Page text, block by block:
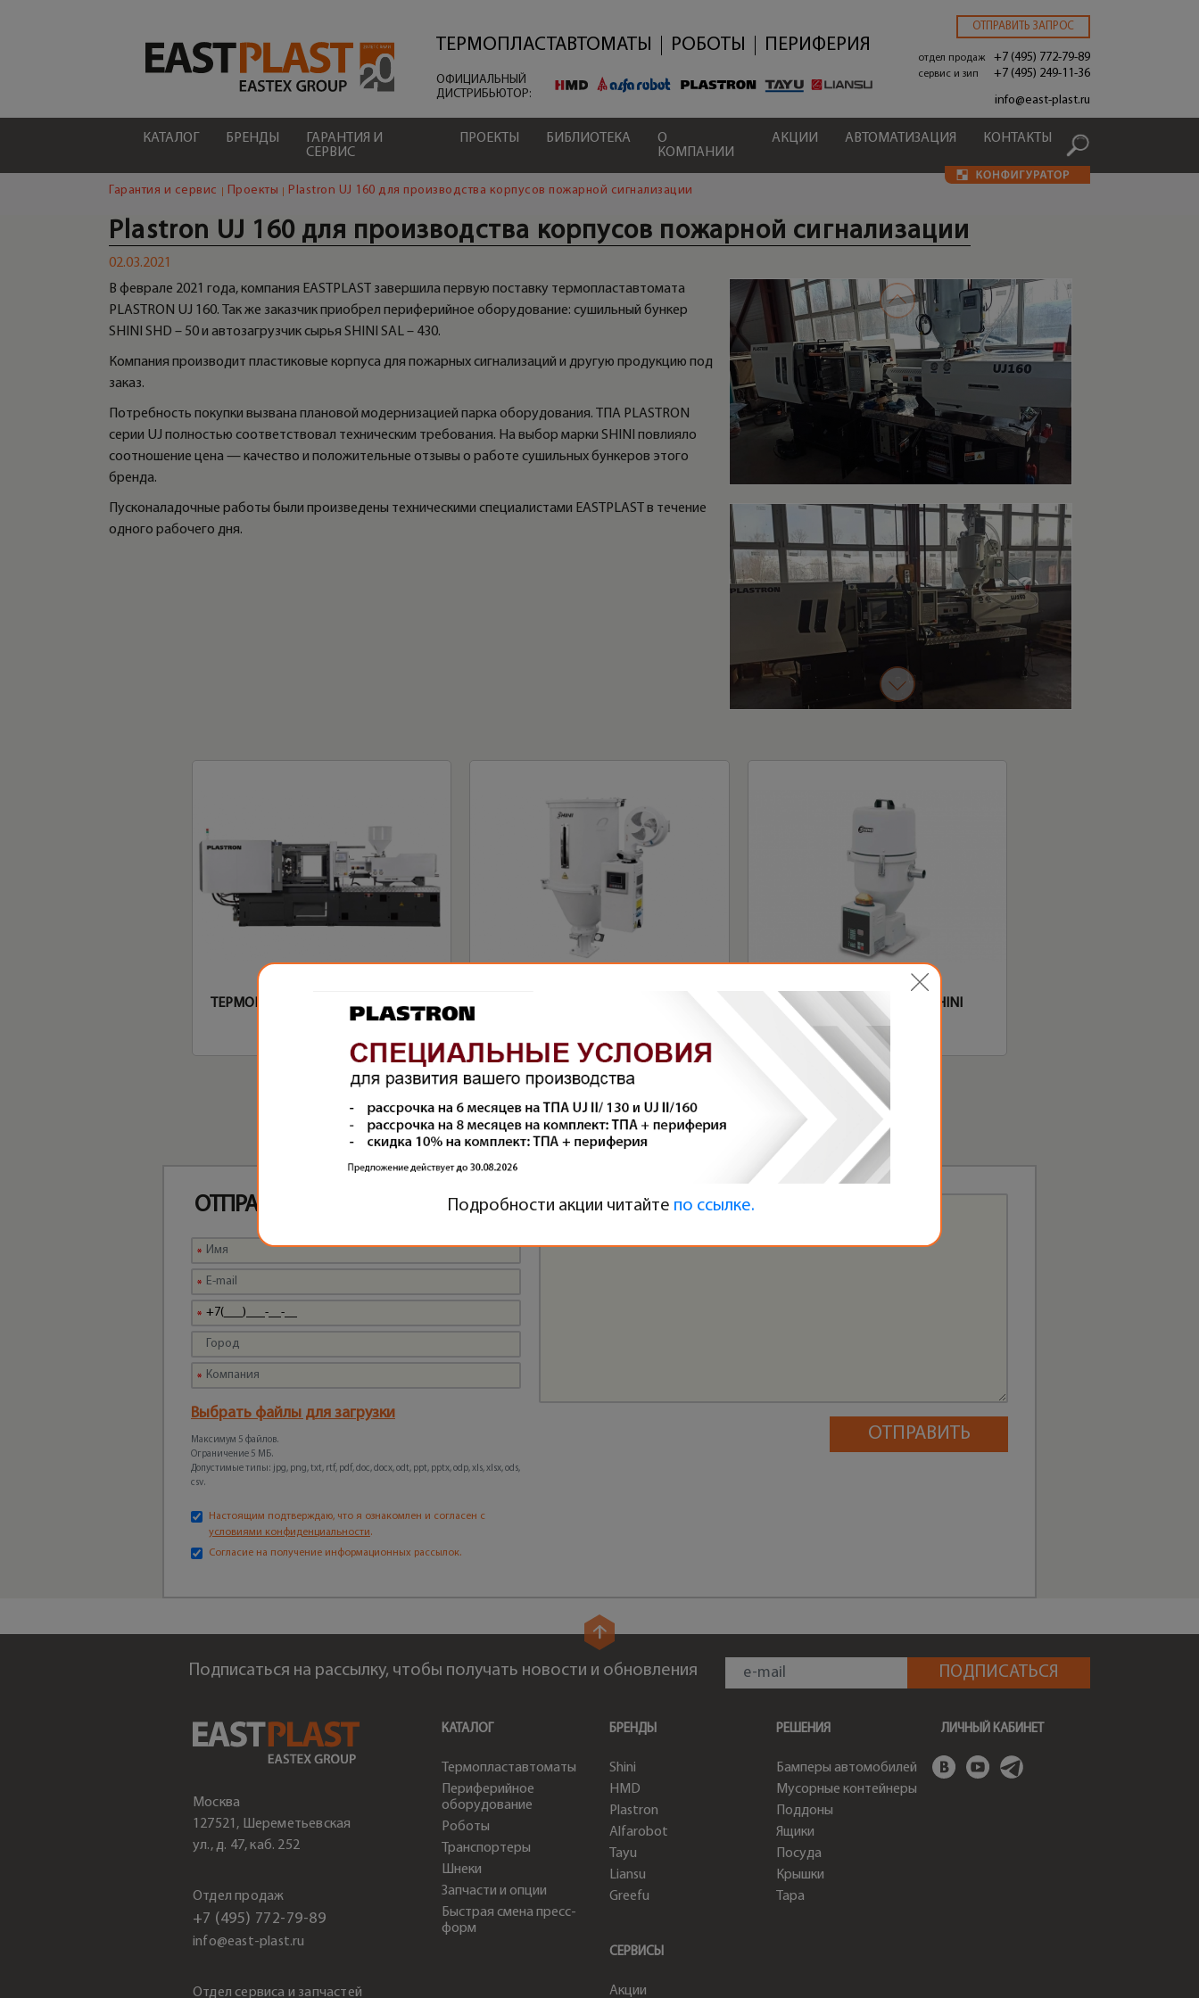
содержанию
ТЕРМОПЛАСТАВТОМАТЫ РОБОТЫ ПЕРИФЕРИЯ
ОФИЦИАЛЬНЫЙ
ДИСТРИБЬЮТОР:
ОТПРАВИТЬ ЗАПРОС
отдел продаж +7 (495) 772-79-89
сервис и зип
+7 (495) 249-11-36
info@east-plast.ru
КАТАЛОГ БРЕНДЫ
ГАРАНТИЯ И
СЕРВИС
ПРОЕКТЫ БИБЛИОТЕКА
О
КОМПАНИИ
АКЦИИ АВТОМАТИЗАЦИЯ КОНТАКТЫ
Гарантия и сервис Проекты Plastron UJ 160 для производства корпусов пожарной сигнализации
Plastron UJ 160 для производства корпусов пожарной сигнализации
02.03.2021
В феврале 2021 года, компания EASTPLAST завершила первую поставку термопластавтомата
PLASTRON UJ 160. Так же заказчик приобрел периферийное оборудование: сушильный бункер
SHINI SHD – 50 и автозагрузчик сырья SHINI SAL – 430.
Компания производит пластиковые корпуса для пожарных сигнализаций и другую продукцию под
заказ.
Потребность покупки вызвана плановой модернизацией парка оборудования. ТПА PLASTRON
серии UJ полностью соответствовал техническим требования. На выбор марки SHINI повлияло
соотношение цена — качество и положительные отзывы о работе сушильных бункеров этого
бренда.
Пусконаладочные работы были произведены техническими специалистами EASTPLAST в течение
одного рабочего дня.
ТЕРМОПЛАСТАВТОМАТ UJ/160
ВАКУУМНЫЕ ЗАГРУЗЧИКИ SHINI
СЕРИИ SAL - "МОНОБЛОК"
(0) Материал был полезен
ОТПРАВЬТЕ ЗАПРОС
Выбрать файлы для загрузки
Максимум 5 файлов.
Ограничение 5 МБ.
Допустимые типы: jpg, png, txt, rtf, pdf, doc, docx, odt, ppt, pptx, odp, xls, xlsx, ods,
csv.
Настоящим подтверждаю, что я ознакомлен и согласен с
условиями конфиденциальности.
Согласие на получение информационных рассылок.
Подписаться на рассылку, чтобы получать новости и обновления
Москва
127521, Шереметьевская
ул., д. 47, каб. 252
Отдел продаж
+7 (495) 772-79-89
info@east-plast.ru
Отдел сервиса и запчастей
КАТАЛОГ
Термопластавтоматы
Периферийное
оборудование
Роботы
Транспортеры
Шнеки
Запчасти и опции
Быстрая смена пресс-
форм
БРЕНДЫ
Shini
HMD
Plastron
Alfarobot
Tayu
Liansu
Greefu
СЕРВИСЫ
Акции
РЕШЕНИЯ
Бамперы автомобилей
Мусорные контейнеры
Поддоны
Ящики
Посуда
Крышки
Тара
ЛИЧНЫЙ КАБИНЕТ
Подробности акции читайте по ссылке.